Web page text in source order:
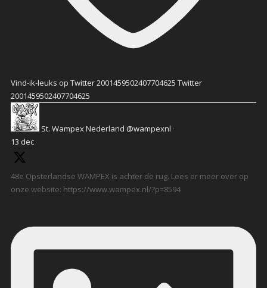
Vind-ik-leuks op Twitter 2001459502407704625 Twitter
2001459502407704625
St. Wampex Nederland @wampexnl ·
13 dec
48e Opsterlandse WAMPEX is achter de rug. Lees er meer over op
onze website: https://www.wampex.nl/?p=8594